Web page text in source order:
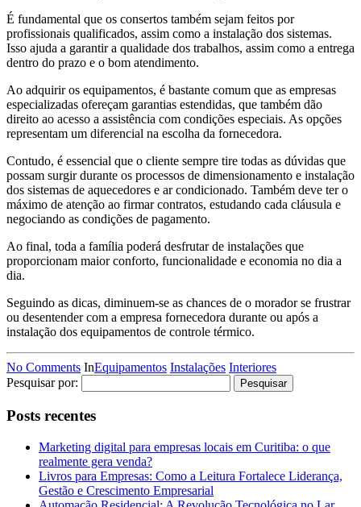
É fundamental que os consertos também sejam feitos por
profissionais qualificados, assim como a instalação dos sistemas.
Isso ajuda a garantir a qualidade dos trabalhos, assim como a entrega
dentro do prazo e o bom atendimento.
Ao adquirir os equipamentos, é bastante comum que as empresas
especializadas ofereçam garantias estendidas, que também dão
direito ao acesso a assistência com condições especiais. As opções
representam um diferencial na escolha da fornecedora.
Contudo, é essencial que o cliente sempre tire todas as dúvidas que
possam surgir durante os processos de dimensionamento e instalação
dos sistemas de aquecedores e ar condicionado. Também deve ter o
máximo de atenção ao firmar contratos, estudando cada cláusula e
negociando as condições de pagamento.
Ao final, toda a família poderá desfrutar de instalações que
proporcionam maior conforto, funcionalidade e economia no dia a
dia.
Seguindo as dicas, diminuem-se as chances de o morador se frustrar
ou desentender com a empresa fornecedora durante ou após a
instalação dos equipamentos de controle térmico.
No Comments InEquipamentos Instalações Interiores
Pesquisar por:
Posts recentes
Marketing digital para empresas locais em Curitiba: o que
realmente gera venda?
Livros para Empresas: Como a Leitura Fortalece Liderança,
Gestão e Crescimento Empresarial